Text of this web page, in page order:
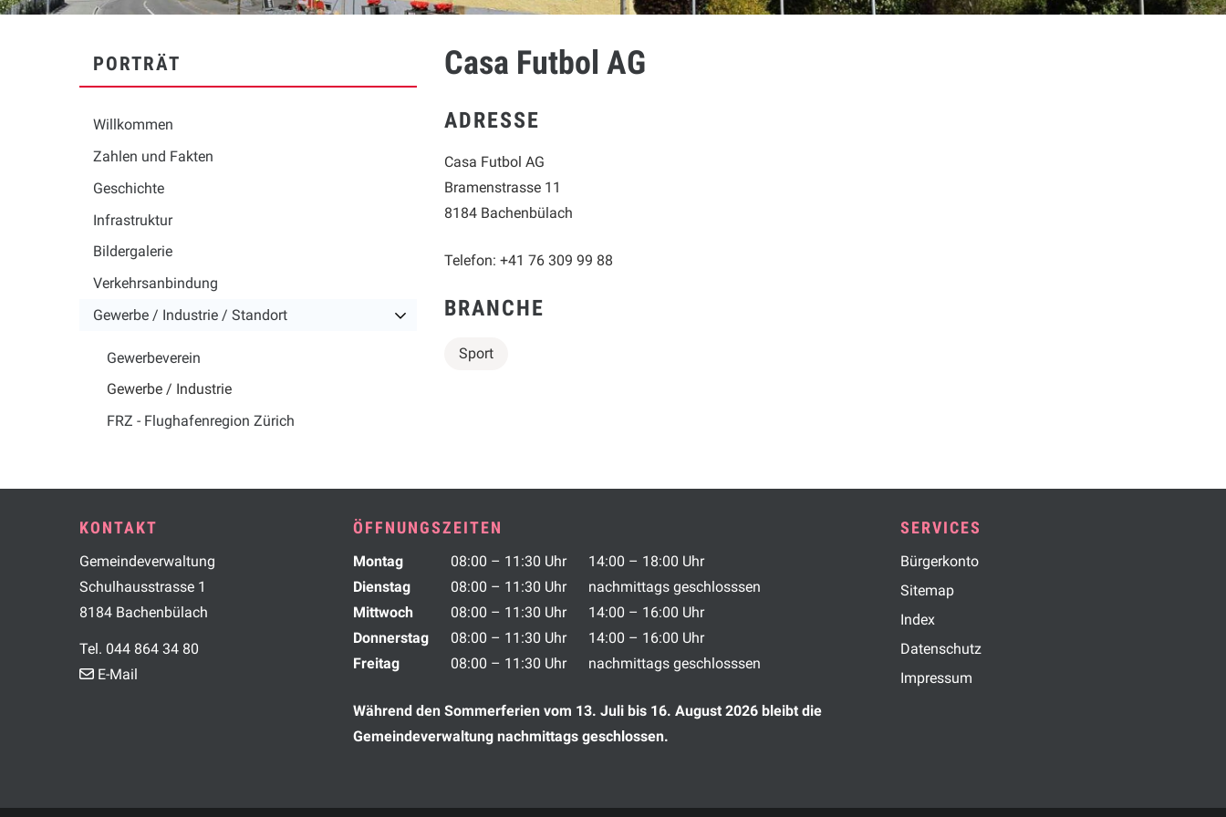
SUBNAVIGATION
PORTRÄT
Willkommen
Zahlen und Fakten
Geschichte
Infrastruktur
Bildergalerie
Verkehrsanbindung
Gewerbe / Industrie / Standort
Gewerbeverein
Gewerbe / Industrie
FRZ - Flughafenregion Zürich
Casa Futbol AG
ADRESSE
Casa Futbol AG
Bramenstrasse 11
8184 Bachenbülach
Telefon: +41 76 309 99 88
BRANCHE
Sport
FooterKONTAKT
Gemeindeverwaltung
Schulhausstrasse 1
8184 Bachenbülach
Tel. 044 864 34 80
E-Mail
ÖFFNUNGSZEITEN
Wochentag Vormittag Nachmittag
Montag 08:00 – 11:30 Uhr
14:00 – 18:00 Uhr
Dienstag 08:00 – 11:30 Uhr
nachmittags geschlosssen
Mittwoch 08:00 – 11:30 Uhr
14:00 – 16:00 Uhr
Donnerstag 08:00 – 11:30 Uhr
14:00 – 16:00 Uhr
Freitag 08:00 – 11:30 Uhr nachmittags geschlosssen
Während den Sommerferien vom 13. Juli bis 16. August 2026 bleibt die
Gemeindeverwaltung nachmittags geschlossen.
SERVICES
Bürgerkonto
Sitemap
Index
Datenschutz
Impressum